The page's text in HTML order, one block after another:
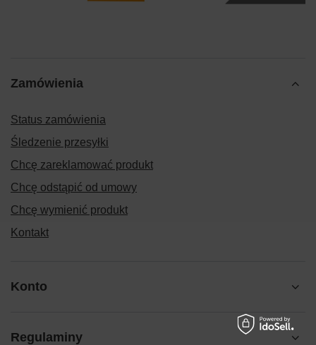
Zamówienia
Status zamówienia
Śledzenie przesyłki
Chcę zareklamować produkt
Chcę odstąpić od umowy
Chcę wymienić produkt
Kontakt
Konto
Regulaminy